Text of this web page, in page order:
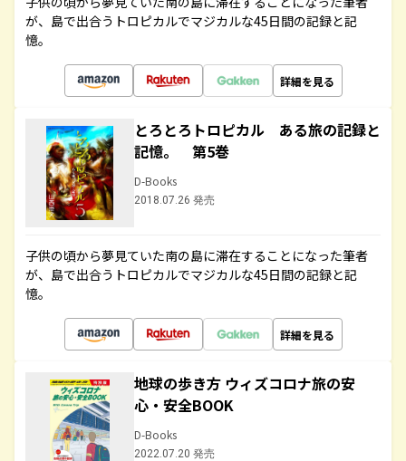
が、島で出合うトロピカルでマジカルな45日間の記録と記
憶。
詳細を見る
とろとろトロピカル ある旅の記録と
記憶。 第5巻
D-Books
2018.07.26 発売
子供の頃から夢見ていた南の島に滞在することになった筆者
が、島で出合うトロピカルでマジカルな45日間の記録と記
憶。
詳細を見る
地球の歩き方 ウィズコロナ旅の安
心・安全BOOK
D-Books
2022.07.20 発売